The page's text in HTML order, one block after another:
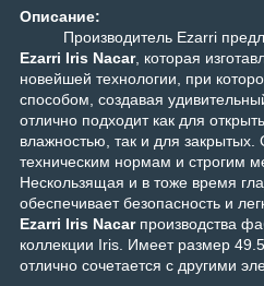
Описание:
Производитель Ezarri
Ezarri Iris Nacar, которая
новейшей технологии, при
способом, создавая
отлично подходит как для
влажностью, так и для закрытых.
техническим нормам и строгим
Нескользящая и в тоже время
обеспечивает безопасность и
Ezarri Iris Nacarпроизводства
коллекции Iris. Имеет размер
отлично сочетается с другими